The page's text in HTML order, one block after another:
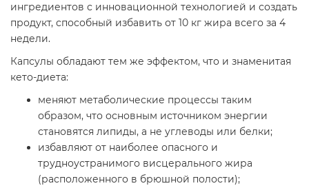
ингредиентов с инновационной технологией и создать
продукт, способный избавить от 10 кг жира всего за 4
недели.
Капсулы обладают тем же эффектом, что и знаменитая
кето-диета:
меняют метаболические процессы таким
образом, что основным источником энергии
становятся липиды, а не углеводы или белки;
избавляют от наиболее опасного и
трудноустранимого висцерального жира
(расположенного в брюшной полости);